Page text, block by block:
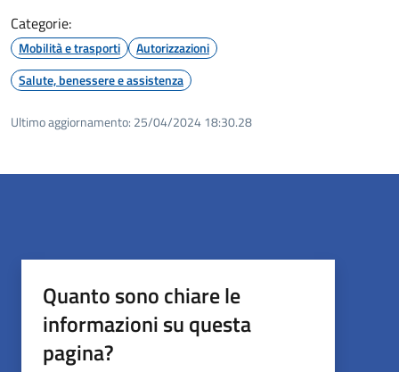
Categorie:
Mobilità e trasporti
Autorizzazioni
Salute, benessere e assistenza
Ultimo aggiornamento: 25/04/2024 18:30.28
Quanto sono chiare le
informazioni su questa
pagina?